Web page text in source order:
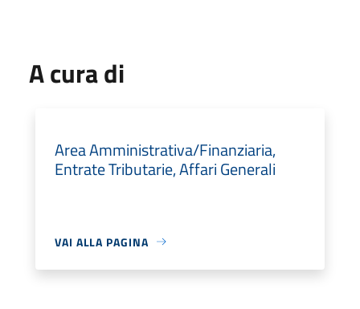
A cura di
Area Amministrativa/Finanziaria,
Entrate Tributarie, Affari Generali
VAI ALLA PAGINA